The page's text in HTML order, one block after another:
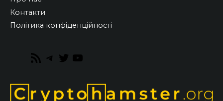
Контакти
Політика конфіденційності
RSS
Telegram
Twitter